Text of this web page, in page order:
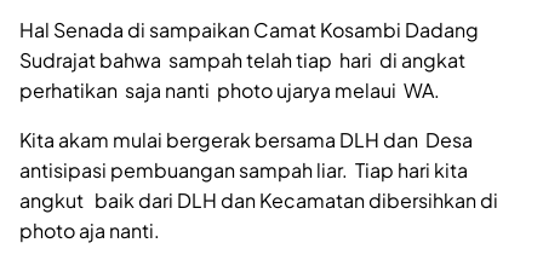
Hal Senada di sampaikan Camat Kosambi Dadang
Sudrajat bahwa sampah telah tiap hari di angkat
perhatikan saja nanti photo ujarya melaui WA.
Kita akam mulai bergerak bersama DLH dan Desa
antisipasi pembuangan sampah liar. Tiap hari kita
angkut baik dari DLH dan Kecamatan dibersihkan di
photo aja nanti.